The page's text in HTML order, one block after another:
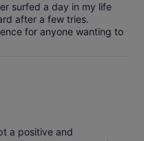
surfed a day in my life
after a few tries.
for anyone wanting to
a positive and